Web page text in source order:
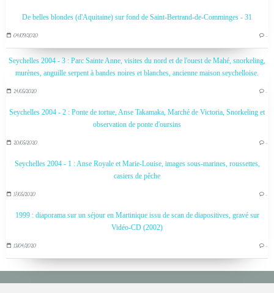
De belles blondes (d'Aquitaine) sur fond de Saint-Bertrand-de-Comminges - 31
04/09/2020 …
Seychelles 2004 - 3 : Parc Sainte Anne, visites du nord et de l'ouest de Mahé, snorkeling,
murènes, anguille serpent à bandes noires et blanches, ancienne maison seychelloise.
24/05/2020 …
Seychelles 2004 - 2 : Ponte de tortue, Anse Takamaka, Marché de Victoria, Snorkeling et
observation de ponte d'oursins
20/05/2020 …
Seychelles 2004 - 1 : Anse Royale et Marie-Louise, images sous-marines, roussettes,
casiers de pêche
17/05/2020 …
1999 : diaporama sur un séjour en Martinique issu de scan de diapositives, gravé sur
Vidéo-CD (2002)
13/04/2020 …